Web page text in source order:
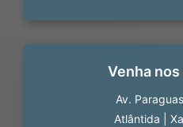
Venha
Av.
Atlântida